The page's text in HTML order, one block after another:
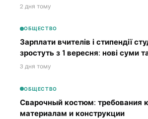
2 дня тому
ОБЩЕСТВО
Зарплати вчителів і стипендії
зростуть з 1 вересня: нові суми
3 дня тому
ОБЩЕСТВО
Сварочный костюм: требования
материалам и конструкции